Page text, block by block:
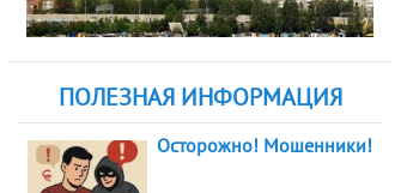
ПОЛЕЗНАЯ ИНФОРМАЦИЯ
Осторожно! Мошенники!